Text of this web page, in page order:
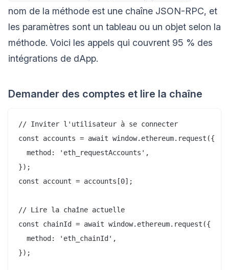
nom de la méthode est une chaîne JSON-RPC, et
les paramètres sont un tableau ou un objet selon la
méthode. Voici les appels qui couvrent 95 % des
intégrations de dApp.
Demander des comptes et lire la chaîne
// Inviter l'utilisateur à se connecter
const accounts = await window.ethereum.request({
  method: 'eth_requestAccounts',
});
const account = accounts[0];
// Lire la chaîne actuelle
const chainId = await window.ethereum.request({
  method: 'eth_chainId',
});